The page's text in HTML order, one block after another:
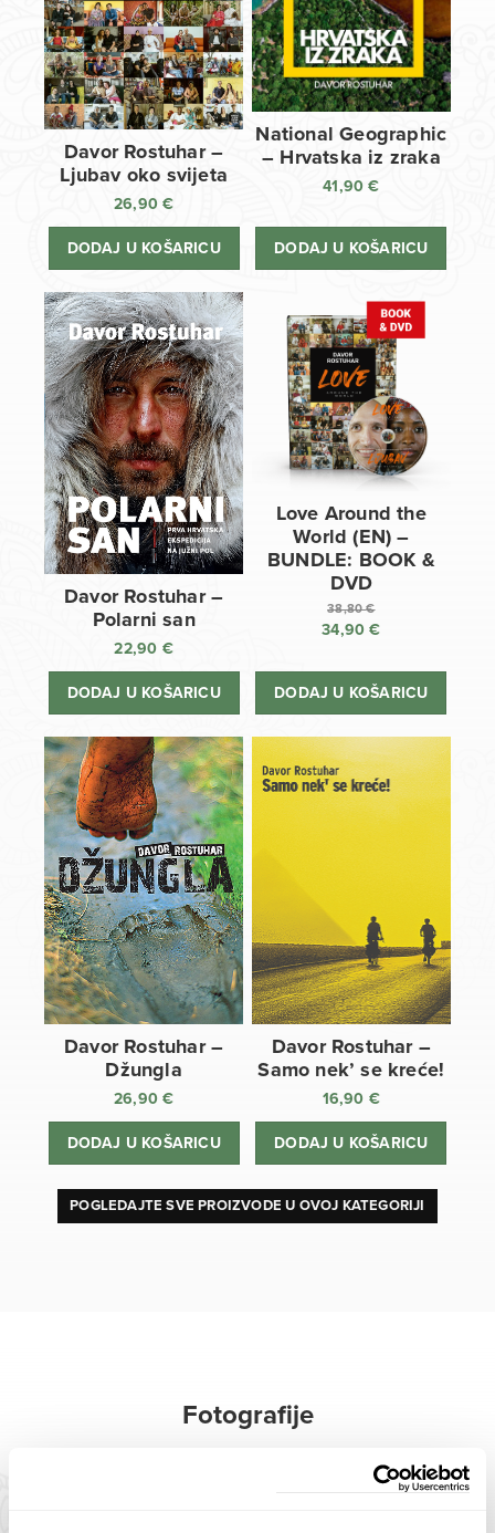
Davor Rostuhar –
Ljubav oko svijeta
26,90€
DODAJ U KOŠARICU
National Geographic
– Hrvatska iz zraka
41,90€
DODAJ U KOŠARICU
Davor Rostuhar –
Polarni san
22,90 €
DODAJ U KOŠARICU
Love Around the
World (EN) –
BUNDLE: BOOK &
DVD
38,80€
Izvorna
bila
34,90€
cijena
DODAJ U KOŠARICU
Davor Rostuhar –
Džungla
26,90€
DODAJ U KOŠARICU
Davor Rostuhar –
Samo nek’ se kreće!
16,90 €
DODAJ U KOŠARICU
POGLEDAJTE SVE PROIZVODE U OVOJ KATEGORIJI
Fotografije